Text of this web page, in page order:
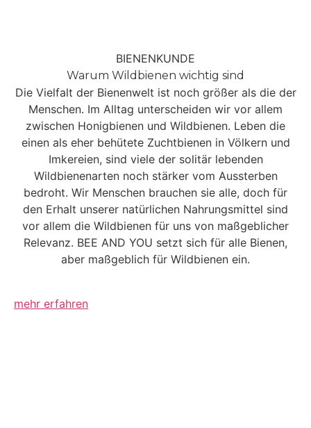
BIENENKUNDE
Warum Wildbienen wichtig sind
Die Vielfalt der Bienenwelt ist noch größer als die der
Menschen. Im Alltag unterscheiden wir vor allem
zwischen Honigbienen und Wildbienen. Leben die
einen als eher behütete Zuchtbienen in Völkern und
Imkereien, sind viele der solitär lebenden
Wildbienenarten noch stärker vom Aussterben
bedroht. Wir Menschen brauchen sie alle, doch für
den Erhalt unserer natürlichen Nahrungsmittel sind
vor allem die Wildbienen für uns von maßgeblicher
Relevanz. BEE AND YOU setzt sich für alle Bienen,
aber maßgeblich für Wildbienen ein.
mehr erfahren